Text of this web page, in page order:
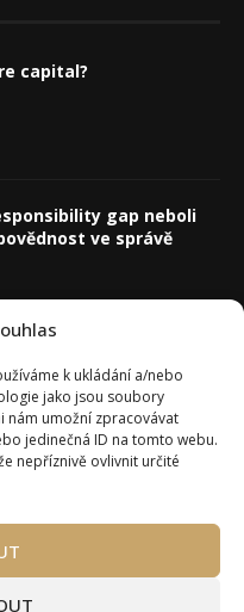
k ukládání a/nebo
jako jsou soubory
nám umožní zpracovávat
jedinečná ID na tomto webu.
nepříznivě ovlivnit určité
capital?
gap neboli
ve správě
účet
o spolupráci?